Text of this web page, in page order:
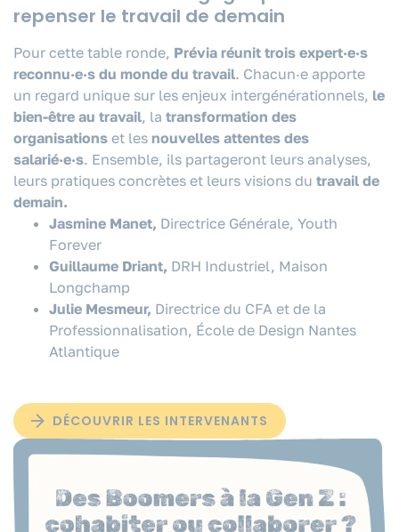
repenser le travail de demain
Pour cette table ronde, Prévia réunit trois expert·e·s
reconnu·e·s du monde du travail. Chacun·e apporte
un regard unique sur les enjeux intergénérationnels, le
bien-être au travail, la transformation des
organisations et les nouvelles attentes des
salarié·e·s. Ensemble, ils partageront leurs analyses,
leurs pratiques concrètes et leurs visions du travail de
demain.
Jasmine Manet, Directrice Générale, Youth
Forever
Guillaume Driant, DRH Industriel, Maison
Longchamp
Julie Mesmeur, Directrice du CFA et de la
Professionnalisation, École de Design Nantes
Atlantique
DÉCOUVRIR LES INTERVENANTS